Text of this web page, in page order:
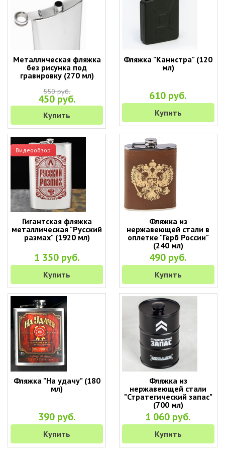
Металлическая фляжка
без рисунка под
гравировку (270 мл)
550 руб.
450 руб.
Купить
Фляжка "Канистра" (120
мл)
610 руб.
Купить
Видеообзор
Гигантская фляжка
металлическая "Русский
размах" (1920 мл)
1 350 руб.
Купить
Фляжка из
нержавеющей стали в
оплетке "Герб России"
(240 мл)
490 руб.
Купить
Фляжка "На удачу" (180
мл)
390 руб.
Купить
Фляжка из
нержавеющей стали
"Стратегический запас"
(700 мл)
1 060 руб.
Купить